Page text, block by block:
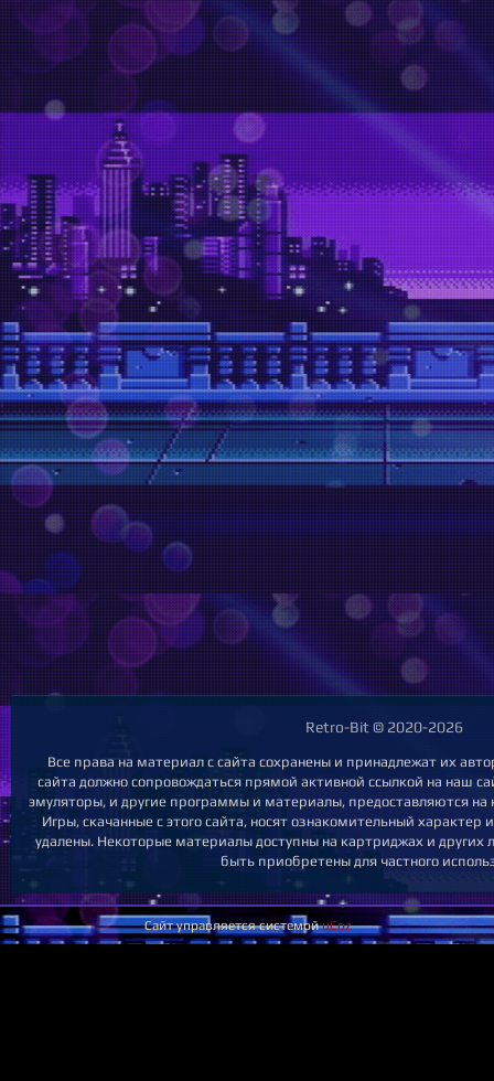
Retro-Bit © 2020-2026
Все права на материал с сайта сохранены и принадлежат их
сайта должно сопровождаться прямой активной ссылкой на наш
эмуляторы, и другие программы и материалы, предоставляются на
Игры, скачанные с этого сайта, носят ознакомительный
удалены. Некоторые материалы доступны на картриджах и других
быть приобретены для частного
Сайт управляется системойuCoz